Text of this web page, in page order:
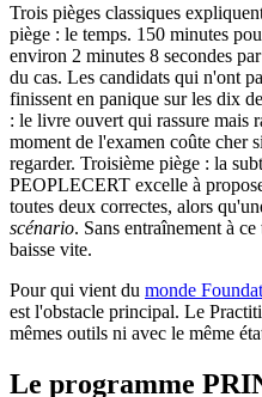
Trois pièges classiques
piège : le temps. 150 minutes
environ 2 minutes 8 secondes
du cas. Les candidats qui n'ont
finissent en panique sur les dix
: le livre ouvert qui rassure mais
moment de l'examen coûte cher
regarder. Troisième piège : la
PEOPLECERT excelle à
toutes deux correctes, alors
scénario. Sans entraînement à
baisse vite.
Pour qui vient du monde
est l'obstacle principal. Le
mêmes outils ni avec le même
Le programme